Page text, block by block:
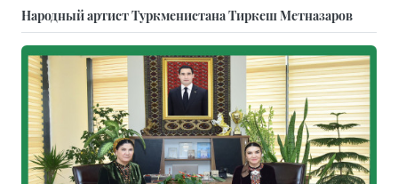
Народный артист Туркменистана Тиркеш Мeтназаров